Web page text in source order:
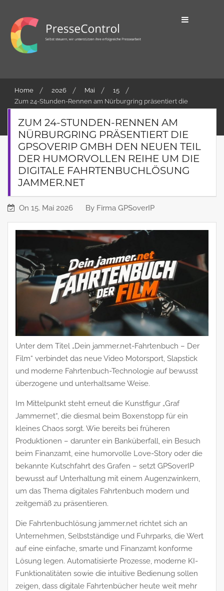
content
PresseControl
erfolgreiche Pressearbeit
Home 2026 Mai
15
Zum 24-Stunden-Rennen am Nürburgring präsentiert die
die digitale Fahrtenbuchlösung jammer.net
ZUM 24-STUNDEN-RENNEN AM
NÜRBURGRING PRÄSENTIERT DIE
GPSOVERIP GMBH DEN NEUEN TEIL
DER HUMORVOLLEN REIHE UM DIE
DIGITALE FAHRTENBUCHLÖSUNG
JAMMER.NET
On 15. Mai 2026 By Firma GPSoverIP
Unter dem Titel „Dein jammer.net-Fahrtenbuch – Der
Film“ verbindet das neue Video Motorsport, Slapstick
und moderne Fahrtenbuch-Technologie auf bewusst
überzogene und unterhaltsame Weise.
Im Mittelpunkt steht erneut die Kunstfigur „Graf
Jammernet“, die diesmal beim Boxenstopp für ein
kleines Chaos sorgt. Wie bereits bei früheren
Produktionen – darunter ein Banküberfall, ein Besuch
beim Finanzamt, eine humorvolle Love-Story oder die
bekannte Kutschfahrt des Grafen – setzt GPSoverIP
bewusst auf Unterhaltung mit einem Augenzwinkern,
um das Thema digitales Fahrtenbuch modern und
zeitgemäß zu präsentieren.
Die Fahrtenbuchlösung jammer.net richtet sich an
Unternehmen, Selbstständige und Fuhrparks, die Wert
auf eine einfache, smarte und Finanzamt konforme
Lösung legen. Automatisierte Prozesse, moderne KI-
Funktionalitäten sowie die intuitive Bedienung sollen
zeigen, dass digitale Fahrtenbücher heute weit mehr